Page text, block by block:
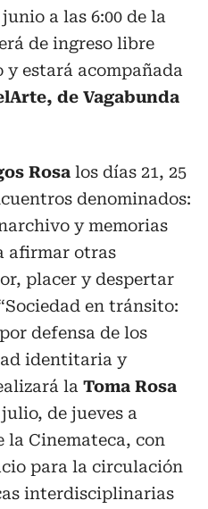
a las 6:00 de la
de ingreso libre
estará acompañada
de Vagabunda
Rosa los días 21, 25
denominados:
y memorias
afirmar otras
placer y despertar
en tránsito:
defensa de los
identitaria y
la Toma Rosa
de jueves a
la Cinemateca, con
para la circulación
interdisciplinarias